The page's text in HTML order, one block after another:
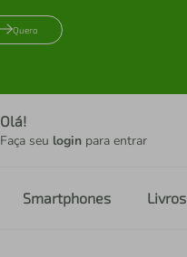
Quero
Olá!
Faça seu login para entrar
Smartphones Livros